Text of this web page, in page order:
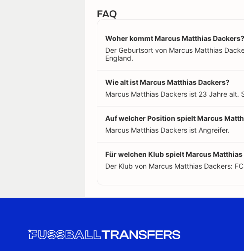
FAQ
Woher kommt Marcus Matthias Dackers?
Der Geburtsort von Marcus Matthias
England.
Wie alt ist Marcus Matthias Dackers?
Marcus Matthias Dackers ist 23 Jahre
Auf welcher Position spielt Marcus
Marcus Matthias Dackers ist Angreifer.
Für welchen Klub spielt Marcus Matthias
Der Klub von Marcus Matthias Dackers: